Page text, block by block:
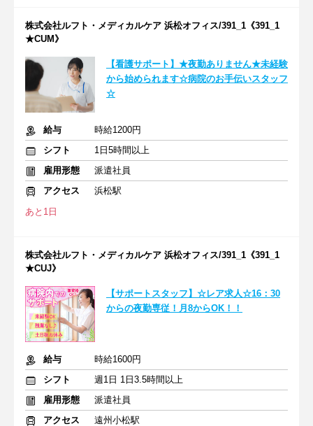
株式会社ルフト・メディカルケア 浜松オフィス/391_1《391_1
★CUM》
【看護サポート】★夜勤ありません★未経験
から始められます☆病院のお手伝いスタッフ
☆
給与
時給1200円
シフト
1日5時間以上
雇用形態
派遣社員
アクセス
浜松駅
あと1日
株式会社ルフト・メディカルケア 浜松オフィス/391_1《391_1
★CUJ》
【サポートスタッフ】☆レア求人☆16：30
からの夜勤専従！月8からOK！！
給与
時給1600円
シフト
週1日 1日3.5時間以上
雇用形態
派遣社員
アクセス
遠州小松駅